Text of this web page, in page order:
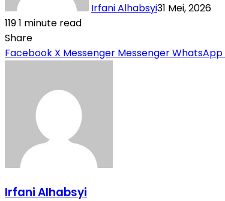
Irfani Alhabsyi31 Mei, 2026
1191 minute read
Share
Facebook X Messenger MessengerWhatsApp
Irfani Alhabsyi